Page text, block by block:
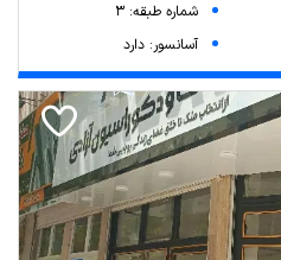
شماره طبقه: 3
آسانسور: دارد